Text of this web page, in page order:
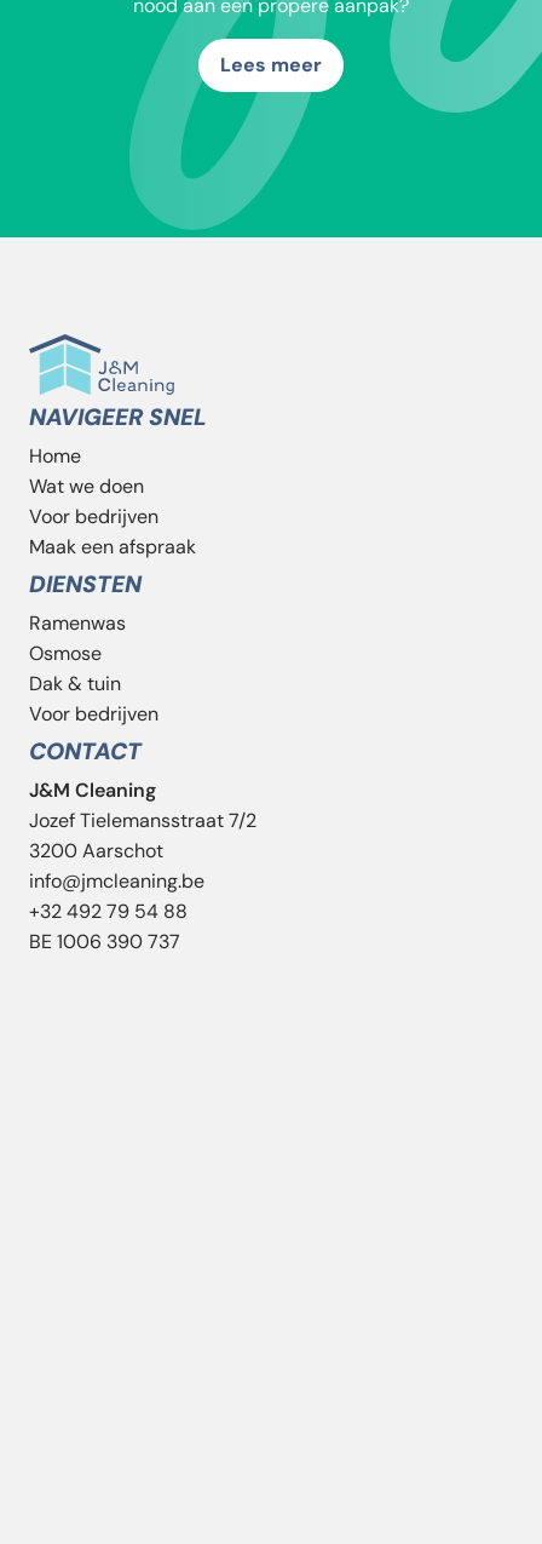
nood aan een propere aanpak?
Lees meer
NAVIGEER SNEL
Home
Wat we doen
Voor bedrijven
Maak een afspraak
DIENSTEN
Ramenwas
Osmose
Dak & tuin
Voor bedrijven
CONTACT
J&M Cleaning
Jozef Tielemansstraat 7/2
3200 Aarschot
info@jmcleaning.be
‭+32 492 79 54 88‬
BE 1006 390 737